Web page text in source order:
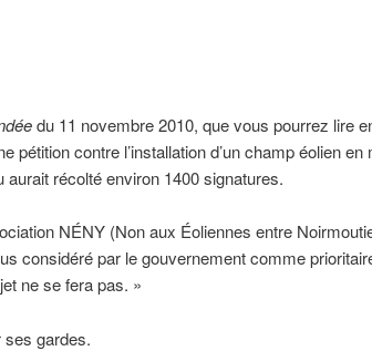
du 11 novembre 2010, que vous pourrez lire
pétition contre l’installation d’un champ éolien en
récolté environ 1400 signatures.
NÉNY (Non aux Éoliennes entre
considéré par le gouvernement comme
ne se fera pas. »
ses gardes.